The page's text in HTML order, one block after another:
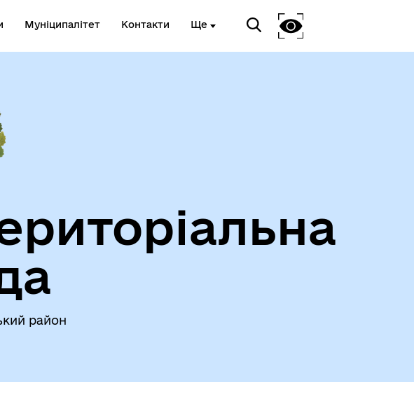
Муніципалітет Контакти Ще
ТЕРИТОРІАЛЬНОЇ
район